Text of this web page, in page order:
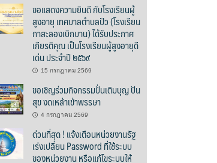
ขอแสดงความยินดี กับโรงเรียนผู้
สูงอายุ เทศบาลตำบลปัว (โรงเรียน
กาสะลองเบิกบาน) ได้รับประกาศ
เกียรติคุณ เป็นโรงเรียนผู้สูงอายุดี
เด่น ประจำปี ๒๕๖๙
15 กรกฎาคม 2569
ขอเชิญร่วมกิจกรรมปั่นเติมบุญ ปัน
สุข งดเหล้าเข้าพรรษา
4 กรกฎาคม 2569
ด่วนที่สุด ! แจ้งเตือนหน่วยงานรัฐ
เร่งเปลี่ยน Password ที่ใช้ระบบ
ของหน่วยงาน หรือแก้ไขระบบให้